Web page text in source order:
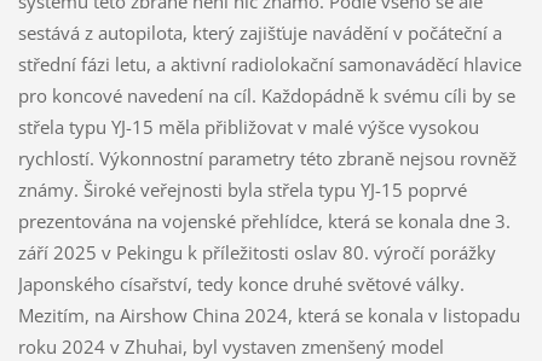
sestává z autopilota, který zajišťuje navádění v počáteční a
střední fázi letu, a aktivní radiolokační samonaváděcí hlavice
pro koncové navedení na cíl. Každopádně k svému cíli by se
střela typu YJ-15 měla přibližovat v malé výšce vysokou
rychlostí. Výkonnostní parametry této zbraně nejsou rovněž
známy. Široké veřejnosti byla střela typu YJ-15 poprvé
prezentována na vojenské přehlídce, která se konala dne 3.
září 2025 v Pekingu k příležitosti oslav 80. výročí porážky
Japonského císařství, tedy konce druhé světové války.
Mezitím, na Airshow China 2024, která se konala v listopadu
roku 2024 v Zhuhai, byl vystaven zmenšený model